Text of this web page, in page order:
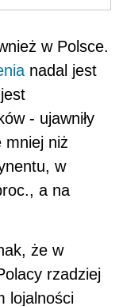
w Polsce.
nadal jest
- ujawniły
mniej niż
w
a na
że w
rzadziej
lojalności